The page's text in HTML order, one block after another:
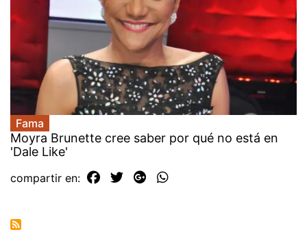
Fama
Moyra Brunette cree saber por qué no está en
'Dale Like'
compartir en: